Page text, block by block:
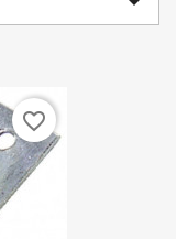
favorite_border